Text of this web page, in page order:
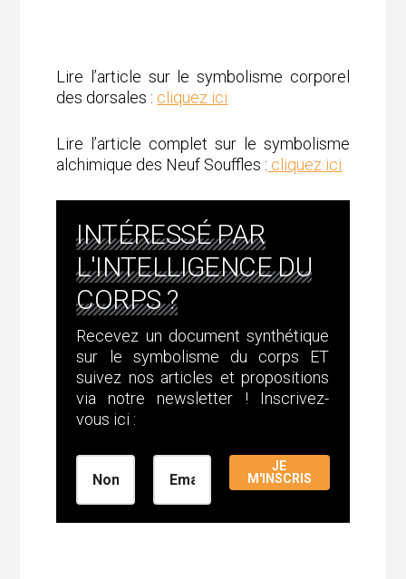
Lire l’article sur le symbolisme corporel
des dorsales : cliquez ici
Lire l’article complet sur le symbolisme
alchimique des Neuf Souffles : cliquez ici
INTÉRESSÉ PAR
L'INTELLIGENCE DU
CORPS ?
Recevez un document synthétique
sur le symbolisme du corps ET
suivez nos articles et propositions
via notre newsletter ! Inscrivez-
vous ici :
JE
M'INSCRIS